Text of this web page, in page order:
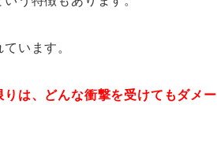
ています。
は、どんな衝撃を受けてもダメー